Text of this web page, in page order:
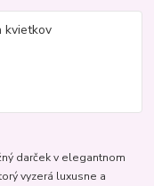
darček v elegantnom
vyzerá luxusne a